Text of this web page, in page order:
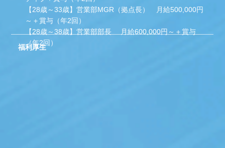
【28歳～33歳】営業部MGR（拠点長） 月給500,000円
～＋賞与（年2回）
【28歳～38歳】営業部部長 月給600,000円～＋賞与
（年2回）
福利厚生